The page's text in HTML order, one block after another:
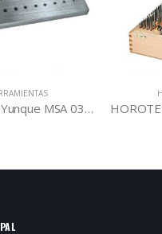
HERRAMIENTAS
HOROTEC POTENZA REMACHADORA MSA 13.201